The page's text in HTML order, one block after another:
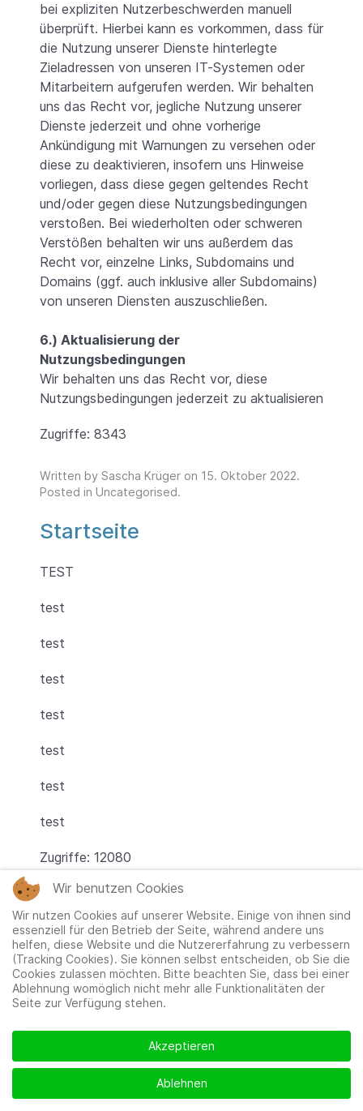
bei expliziten Nutzerbeschwerden manuell
überprüft. Hierbei kann es vorkommen, dass für
die Nutzung unserer Dienste hinterlegte
Zieladressen von unseren IT-Systemen oder
Mitarbeitern aufgerufen werden. Wir behalten
uns das Recht vor, jegliche Nutzung unserer
Dienste jederzeit und ohne vorherige
Ankündigung mit Warnungen zu versehen oder
diese zu deaktivieren, insofern uns Hinweise
vorliegen, dass diese gegen geltendes Recht
und/oder gegen diese Nutzungsbedingungen
verstoßen. Bei wiederholten oder schweren
Verstößen behalten wir uns außerdem das
Recht vor, einzelne Links, Subdomains und
Domains (ggf. auch inklusive aller Subdomains)
von unseren Diensten auszuschließen.
6.) Aktualisierung der
Nutzungsbedingungen
Wir behalten uns das Recht vor, diese
Nutzungsbedingungen jederzeit zu aktualisieren
Zugriffe: 8343
Written by Sascha Krüger on 15. Oktober 2022.
Posted in Uncategorised.
Startseite
TEST
test
test
test
test
test
test
test
Zugriffe: 12080
Benutzeranmeldung
Angemeldet bleiben
Wir benutzen Cookies
Wir nutzen Cookies auf unserer Website. Einige von ihnen sind
essenziell für den Betrieb der Seite, während andere uns
helfen, diese Website und die Nutzererfahrung zu verbessern
(Tracking Cookies). Sie können selbst entscheiden, ob Sie die
Cookies zulassen möchten. Bitte beachten Sie, dass bei einer
Ablehnung womöglich nicht mehr alle Funktionalitäten der
Seite zur Verfügung stehen.
Akzeptieren
Ablehnen